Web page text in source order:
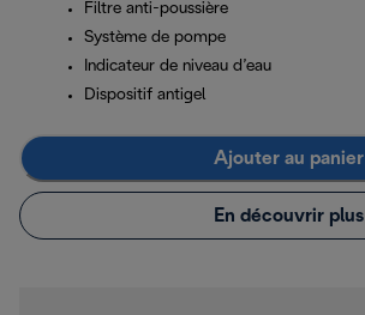
Filtre anti-poussière
Système de pompe
Indicateur de niveau d’eau
Dispositif antigel
Ajouter au panier
En découvrir plus